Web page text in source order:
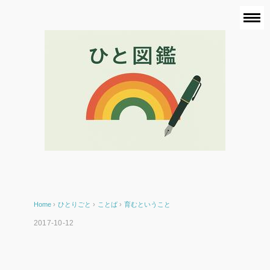
Home › ひとりごと › ことば › 育むということ
2017-10-12